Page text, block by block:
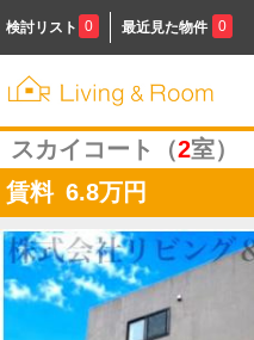
検討リスト 0 最近見た物件 0
スカイコート（2室）
賃料 6.8万円